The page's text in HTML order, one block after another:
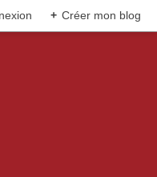
+ Créer mon blog